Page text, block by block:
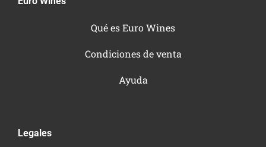
Qué es Euro Wines
Condiciones de venta
Ayuda
Legales